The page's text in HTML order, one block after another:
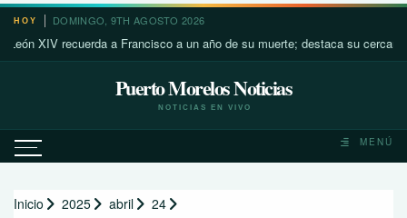
Saltar
contenido
HOY DOMINGO, 9TH AGOSTO 2026
recuerda a Francisco a un año de su muerte; destaca su cercanía con
Puerto Morelos Noticias
NOTICIAS EN VIVO
MENÚ
Inicio 2025 abril
24